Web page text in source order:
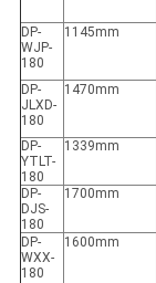
DP-
WJP-
180
1145mm
DP-
JLXD-
180
1470mm
DP-
YTLT-
180
1339mm
DP-
DJS-
180
1700mm
DP-
WXX-
180
1600mm